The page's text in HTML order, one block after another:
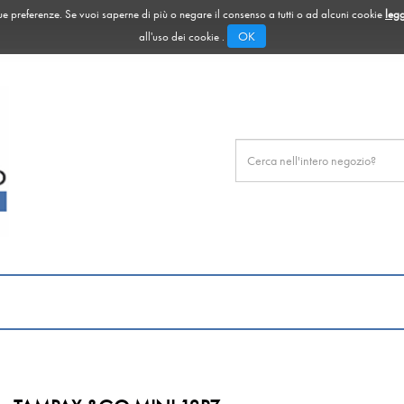
Se vuoi saperne di più o negare il consenso a tutti o ad alcuni cookie
all'uso dei cookie .
OK
Prodotto